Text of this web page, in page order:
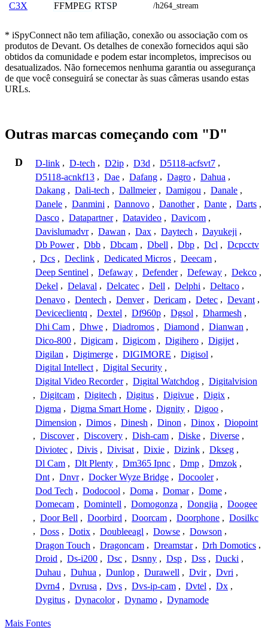
C3X FFMPEG RTSP /h264_stream
* iSpyConnect não tem afiliação, conexão ou associação com os
produtos de Devant. Os detalhes de conexão fornecidos aqui são
obtidos da comunidade e podem estar incompletos, imprecisos ou
desatualizados. Não fornecemos nenhuma garantia ou assegurança
de que você conseguirá se conectar às suas câmeras usando estas
URLs.
Outras marcas começando com "D"
D D-link , D-tech , D2ip , D3d , D5118-acfsvt7 ,
D5118-acnkf13 , Dae , Dafang , Dagro , Dahua ,
Dakang , Dali-tech , Dallmeier , Damigou , Danale ,
Danele , Danmini , Dannovo , Danother , Dante , Darts ,
Dasco , Datapartner , Datavideo , Davicom ,
Davislumadvr , Dawan , Dax , Daytech , Dayukeji ,
Db Power , Dbb , Dbcam , Dbell , Dbp , Dcl , Dcpcctv
, Dcs , Declink , Dedicated Micros , Deecam ,
Deep Sentinel , Defaway , Defender , Defeway , Dekco ,
Dekel , Delaval , Delcatec , Dell , Delphi , Deltaco ,
Denavo , Dentech , Denver , Dericam , Detec , Devant ,
Deviceclientq , Dextel , Df960p , Dgsol , Dharmesh ,
Dhi Cam , Dhwe , Diadromos , Diamond , Dianwan ,
Dico-800 , Digicam , Digicom , Digihero , Digijet ,
Digilan , Digimerge , DIGIMORE , Digisol ,
Digital Intellect , Digital Security ,
Digital Video Recorder , Digital Watchdog , Digitalvision
, Digitcam , Digitech , Digitus , Digivue , Digix ,
Digma , Digma Smart Home , Dignity , Digoo ,
Dimension , Dimos , Dinesh , Dinon , Dinox , Diopoint
, Discover , Discovery , Dish-cam , Diske , Diverse ,
Diviotec , Divis , Divisat , Dixie , Dizink , Dkseg ,
Dl Cam , Dlt Plenty , Dm365 Ipnc , Dmp , Dmzok ,
Dnt , Dnvr , Docker Wyze Bridge , Docooler ,
Dod Tech , Dodocool , Doma , Domar , Dome ,
Domecam , Domintell , Domogonza , Dongjia , Doogee
, Door Bell , Doorbird , Doorcam , Doorphone , Dosilkc
, Doss , Dotix , Doubleeagl , Dowse , Dowson ,
Dragon Touch , Dragoncam , Dreamstar , Drh Domotics ,
Droid , Ds-i200 , Dsc , Dsnny , Dsp , Dss , Ducki ,
Duhau , Duhua , Dunlop , Durawell , Dvir , Dvri ,
Dvrn4 , Dvrusa , Dvs , Dvs-ip-cam , Dvtel , Dx ,
Dygitus , Dynacolor , Dynamo , Dynamode
Mais Fontes